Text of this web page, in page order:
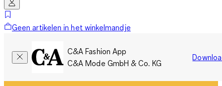
Geen artikelen in het winkelmandje
C&A Fashion App
C&A Mode GmbH & Co. KG